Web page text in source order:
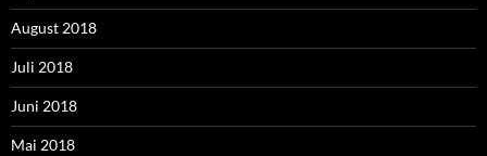
August 2018
Juli 2018
Juni 2018
Mai 2018